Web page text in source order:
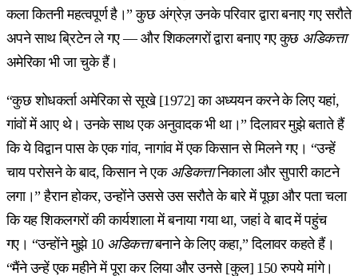
कला कितनी महत्वपूर्ण है।” कुछ अंग्रेज़ उनके परिवार द्वारा बनाए गए सरौते
अपने साथ ब्रिटेन ले गए — और शिकलगरों द्वारा बनाए गए कुछ अडिकत्ता
अमेरिका भी जा चुके हैं।
“कुछ शोधकर्ता अमेरिका से सूखे [1972] का अध्ययन करने के लिए यहां,
गांवों में आए थे। उनके साथ एक अनुवादक भी था।” दिलावर मुझे बताते हैं
कि ये विद्वान पास के एक गांव, नागांव में एक किसान से मिलने गए। “उन्हें
चाय परोसने के बाद, किसान ने एक अडिकत्तानिकाला और सुपारी काटने
लगा।” हैरान होकर, उन्होंने उससे उस सरौते के बारे में पूछा और पता चला
कि यह शिकलगरों की कार्यशाला में बनाया गया था, जहां वे बाद में पहुंच
गए। “उन्होंने मुझे 10 अडिकत्ताबनाने के लिए कहा,” दिलावर कहते हैं।
“मैंने उन्हें एक महीने में पूरा कर लिया और उनसे [कुल] 150 रुपये मांगे।